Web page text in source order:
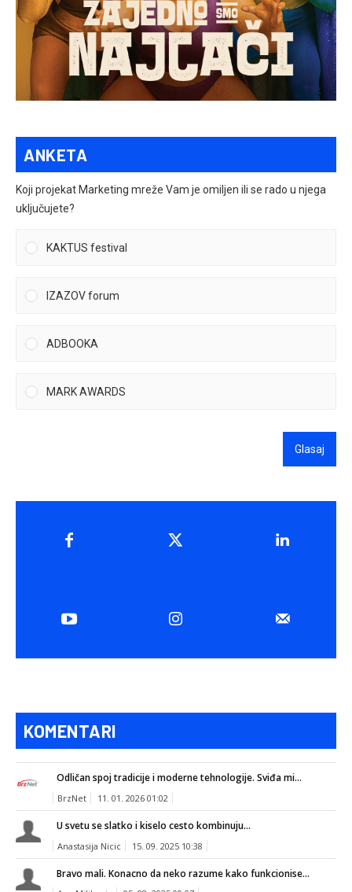
ANKETA
Koji projekat Marketing mreže Vam je omiljen ili se rado u njega
uključujete?
KAKTUS festival
IZAZOV forum
ADBOOKA
MARK AWARDS
Glasaj
KOMENTARI
Odličan spoj tradicije i moderne tehnologije. Sviđa mi...
BrzNet 11. 01. 2026 01:02
U svetu se slatko i kiselo cesto kombinuju...
Anastasija Nicic 15. 09. 2025 10:38
Bravo mali. Konacno da neko razume kako funkcionise...